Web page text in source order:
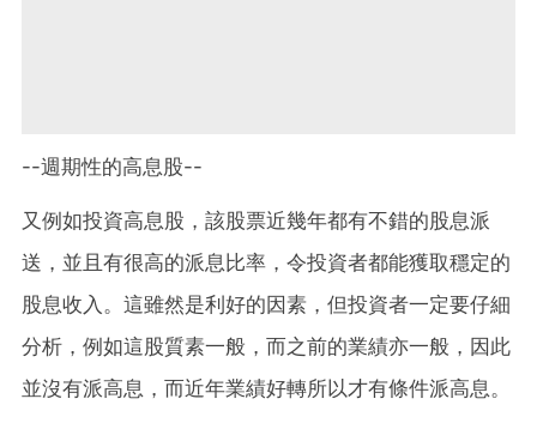
--週期性的高息股--
又例如投資高息股，該股票近幾年都有不錯的股息派
送，並且有很高的派息比率，令投資者都能獲取穩定的
股息收入。這雖然是利好的因素，但投資者一定要仔細
分析，例如這股質素一般，而之前的業績亦一般，因此
並沒有派高息，而近年業績好轉所以才有條件派高息。